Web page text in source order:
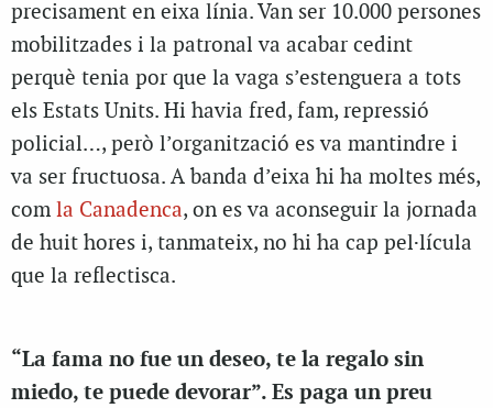
precisament en eixa línia. Van ser 10.000 persones
mobilitzades i la patronal va acabar cedint
perquè tenia por que la vaga s’estenguera a tots
els Estats Units. Hi havia fred, fam, repressió
policial…, però l’organització es va mantindre i
va ser fructuosa. A banda d’eixa hi ha moltes més,
com la Canadenca, on es va aconseguir la jornada
de huit hores i, tanmateix, no hi ha cap pel·lícula
que la reflectisca.
“La fama no fue un deseo, te la regalo sin
miedo, te puede devorar”. Es paga un preu